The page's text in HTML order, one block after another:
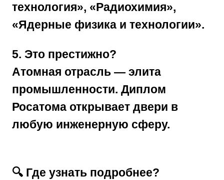
технология», «Радиохимия»,
«Ядерные физика и технологии».
5. Это престижно?
Атомная отрасль — элита
промышленности. Диплом
Росатома открывает двери в
любую инженерную сферу.
🔍 Где узнать подробнее?